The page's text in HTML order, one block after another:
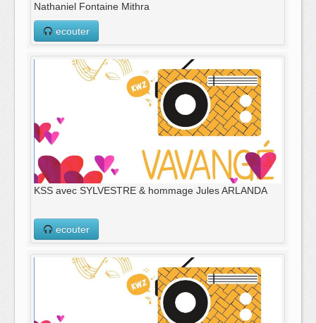
Nathaniel Fontaine Mithra
ecouter
KSS avec SYLVESTRE & hommage Jules ARLANDA
ecouter